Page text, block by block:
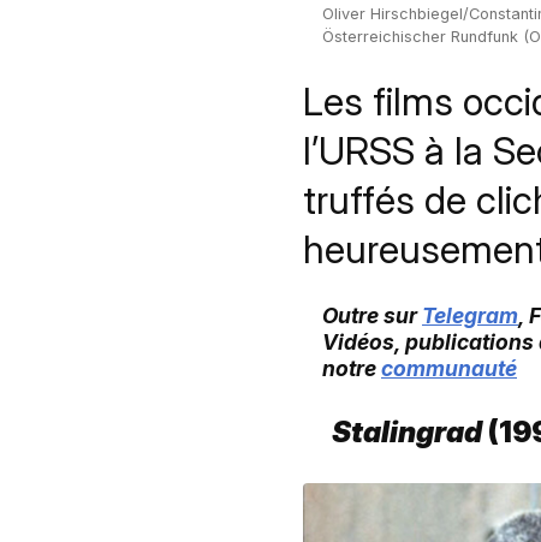
Oliver Hirschbiegel/
Österreichischer Rundfunk
Les films
l’URSS à la
truffés de
Outre surTelegram ,
Vidéos, publications
notrecommunauté
Stalingrad